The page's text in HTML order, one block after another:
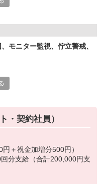
。
。
能です。
で、
ただけます。
モニター監視、佇立警戒、
・契約社員）
＋祝金加増分500円）
分支給（合計200,000円支